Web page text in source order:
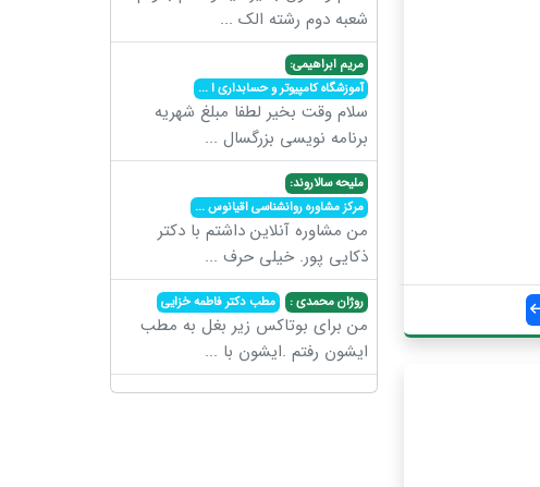
شعبه دوم رشته الک ...
مریم ابراهیمی:
آموزشگاه کامپیوتر و حسابداری ا...
سلام وقت بخیر لطفا مبلغ شهریه
برنامه نویسی بزرگسال ...
ملیحه سالاروند:
مرکز مشاوره روانشناسی اقیانوس...
من مشاوره آنلاین داشتم با دکتر
ذکایی پور. خیلی حرف ...
روژان محمدی : مطب دکتر فاطمه خزایی
من برای بوتاکس زیر بغل به مطب
ایشون رفتم .ایشون با ...